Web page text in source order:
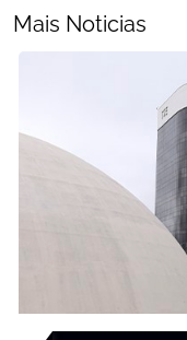
Mais Noticias